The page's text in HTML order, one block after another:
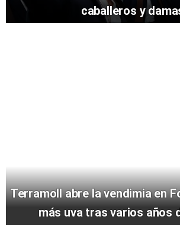
caballeros y
Terramoll abre la vendimia en
más uva tras varios años